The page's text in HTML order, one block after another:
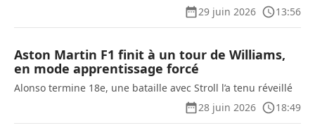
29 juin 2026
13:56
Aston Martin F1 finit à un tour de Williams,
en mode apprentissage forcé
Alonso termine 18e, une bataille avec Stroll l’a tenu réveillé
28 juin 2026
18:49